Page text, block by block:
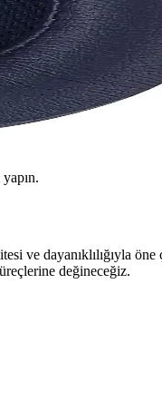
ve dayanıklılığıyla
değineceğiz.
için ideal kablosuz